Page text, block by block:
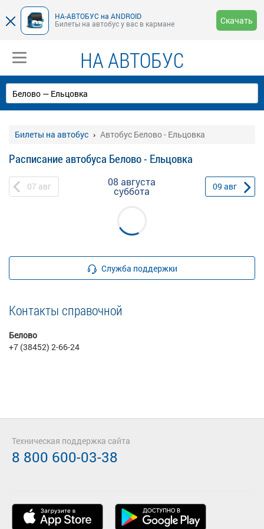
НА-АВТОБУС на ANDROID
Билеты на автобус у вас в кармане
Скачать
НА АВТОБУС
Билеты на автобус Автобус Белово - Ельцовка
Расписание автобуса Белово - Ельцовка
07 авг 08 августа
суббота 09 авг
Служба поддержки
Контакты справочной
Белово
+7 (38452) 2-66-24
Техническая поддержка сайта
8 800 600-03-38